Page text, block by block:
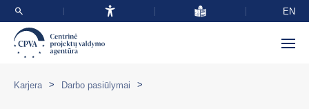
EN
Karjera > Darbo pasiūlymai >